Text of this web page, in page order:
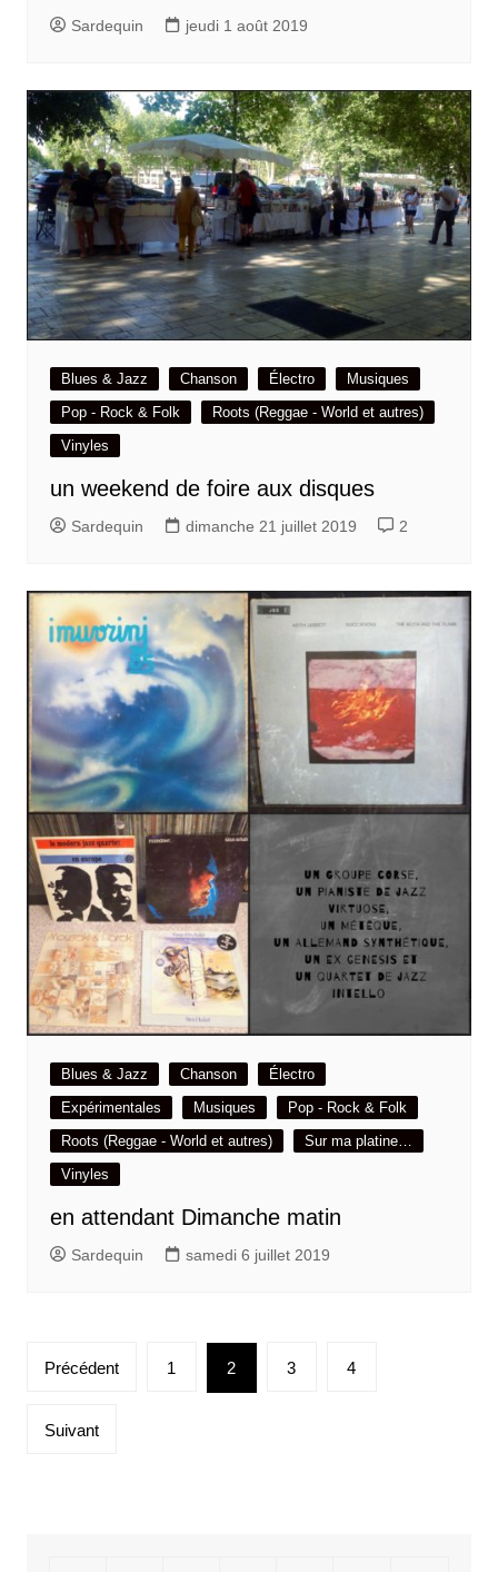
Sardequin jeudi 1 août 2019
Blues & Jazz Chanson Électro
Musiques
Pop - Rock & Folk
Roots (Reggae - World et autres)
Vinyles
un weekend de foire aux disques
Sardequin dimanche 21 juillet 2019 2
Blues & Jazz Chanson
Électro
Expérimentales
Musiques
Pop - Rock & Folk
Roots (Reggae - World et autres)
Sur ma platine…
Vinyles
en attendant Dimanche matin
Sardequin samedi 6 juillet 2019
Pagination
publications
Précédent 1 2 3 4
Suivant